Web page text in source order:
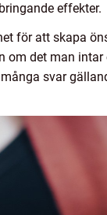
effekter.
för att skapa
om det man
svar